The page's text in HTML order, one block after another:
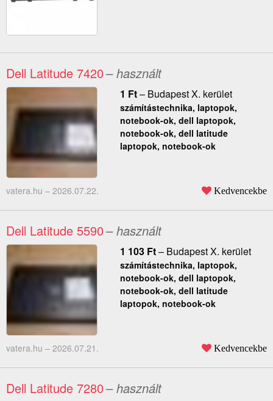
Dell Latitude 7420– használt
1 Ft– Budapest X. kerület
számítástechnika, laptopok,
notebook-ok, dell laptopok,
notebook-ok, dell latitude
laptopok, notebook-ok
vatera.hu – 2026.07.22. Kedvencekbe
Dell Latitude 5590– használt
1 103 Ft– Budapest X. kerület
számítástechnika, laptopok,
notebook-ok, dell laptopok,
notebook-ok, dell latitude
laptopok, notebook-ok
vatera.hu – 2026.07.21. Kedvencekbe
Dell Latitude 7280– használt